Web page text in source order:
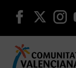
seguir